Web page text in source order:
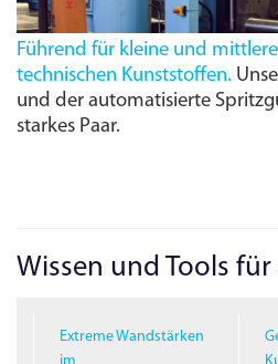
Führend für kleine und
technischen Kunststoffen.
und der automatisierte
starkes Paar.
Wissen und Tools
Extreme Wandstärken